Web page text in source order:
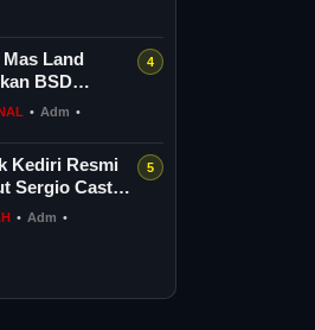
Land
BSD
Eco Park,
1,...
• Adm •
Kediri Resmi
Sergio Castel,
Lini Depan
• Adm •